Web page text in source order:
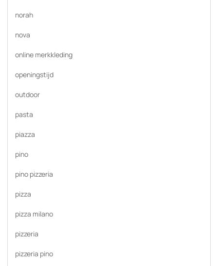
norah
nova
online merkkleding
openingstijd
outdoor
pasta
piazza
pino
pino pizzeria
pizza
pizza milano
pizzeria
pizzeria pino